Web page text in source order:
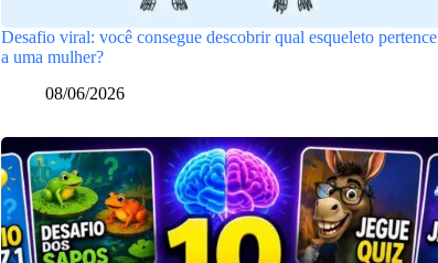
Desafio viral: você consegue descobrir qual esqueleto pertence
a uma mulher?
08/06/2026